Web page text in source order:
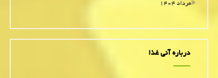
مرداد ۱۴۰۴
درباره آنی غذا